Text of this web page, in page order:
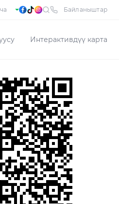
Байланыштар
Интерактивдүү карта